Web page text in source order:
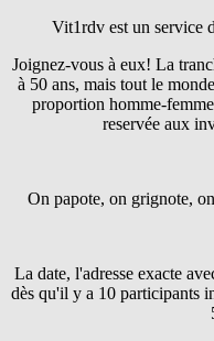
Vit1rdv est un service
Joignez-vous à eux! La
à 50 ans, mais tout le
proportion homme-
reservée aux
On papote, on grignote,
La date, l'adresse exacte
dès qu'il y a 10 participants